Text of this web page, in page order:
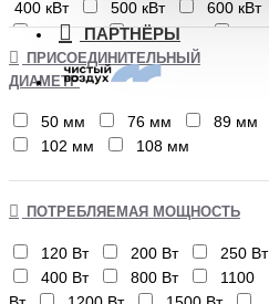
ПАРТНЁРЫ
400 кВт
500 кВт
600 кВт
800 кВт
1000 кВт
4000 кВт
6000 кВт
кВт
ПРИСОЕДИНИТЕЛЬНЫЙ
ДИАМЕТР
50 мм 76 мм
89 мм
102 мм
108 мм
ПОТРЕБЛЯЕМАЯ МОЩНОСТЬ
120 Вт 200 Вт
250 Вт
400 Вт
800 Вт
1100